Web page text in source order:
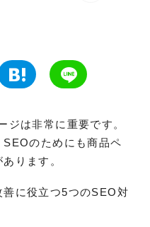
ジは非常に重要です。
のためにも商品ペ
ります。
に役立つ5つのSEO対